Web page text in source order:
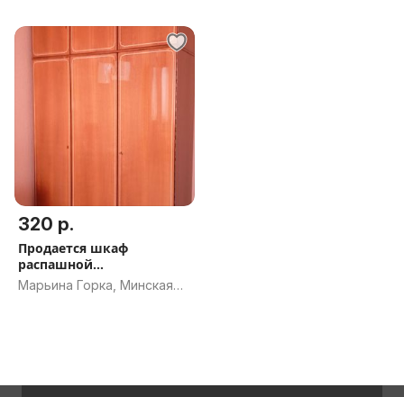
320 р.
Продается шкаф
распашной
трехстворчатый.
Марьина Горка, Минская